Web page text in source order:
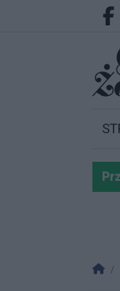
Przejdź do
Przejdź do
Przejdź do